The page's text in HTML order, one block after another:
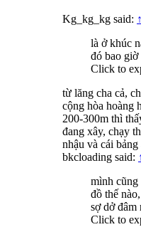
Kg_kg_kg said: ↑
là ở khúc
đó bao giờ
Click to
từ lăng cha cả,
cộng hòa hoàng
200-300m thì
đang xây, chạy
nhậu và cái
bkcloading said:
mình
đồ thế
sợ dở đâm
Click to